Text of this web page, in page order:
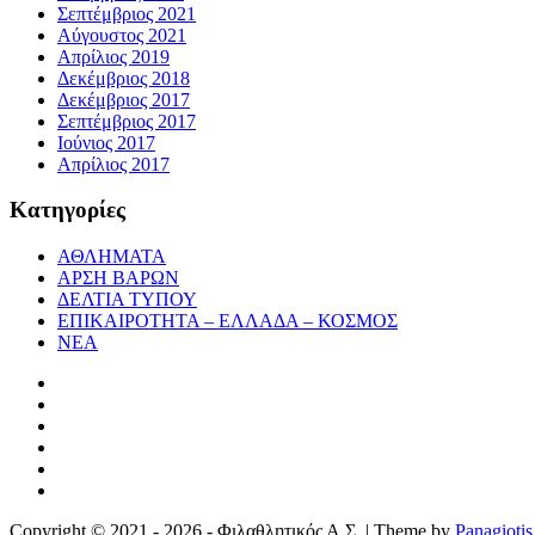
Σεπτέμβριος 2021
Αύγουστος 2021
Απρίλιος 2019
Δεκέμβριος 2018
Δεκέμβριος 2017
Σεπτέμβριος 2017
Ιούνιος 2017
Απρίλιος 2017
Κατηγορίες
ΑΘΛΗΜΑΤΑ
ΑΡΣΗ ΒΑΡΩΝ
ΔΕΛΤΙΑ ΤΥΠΟΥ
ΕΠΙΚΑΙΡΟΤΗΤΑ – ΕΛΛΑΔΑ – ΚΟΣΜΟΣ
ΝΕΑ
Copyright © 2021 - 2026 - Φιλαθλητικός Α.Σ. | Theme by